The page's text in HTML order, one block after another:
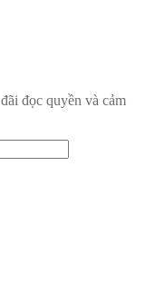
đọc quyền và cảm